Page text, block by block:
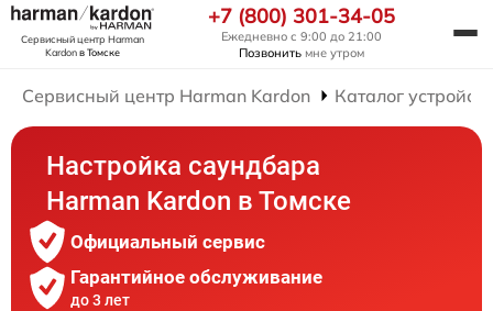
Сервисный центр Harman
Kardonв Томске
+7 (800) 301-34-05
Ежедневно с 9:00 до 21:00
Позвонить мне утром
Сервисный центр Harman Kardon Каталог устройств
Настройка саундбара
Harman Kardon в Томске
Официальный сервис
Гарантийное обслуживание
до 3 лет